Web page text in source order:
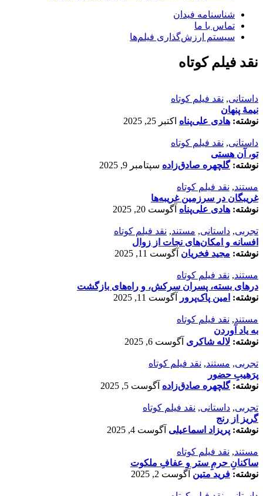
شناسنامه فیدان
تماس با ما
سیستم ارزش‌گذاری فیلم‌ها
نقد فیلم کوتاه
داستانی, نقد فیلم کوتاه
نیمۀ پنهان
نوشته: هادی علی‌پناه اکتبر 25, 2025
داستانی, نقد فیلم کوتاه
تو، آن هستی
نوشته:گلچهره صادق‌زاده سپتامبر 9, 2025
مستند, نقد فیلم کوتاه
غریبگان در سرزمین غریبه‌ها
نوشته: هادی علی‌پناه آگوست 20, 2025
تجربی, داستانی, مستند, نقد فیلم کوتاه
افسانه‌ و امکان‌های نجات از زوال
نوشته: مجید فخریان آگوست 11, 2025
مستند, نقد فیلم کوتاه
درهای بسته، پسران سرکش، و راه‌های بازگشت
نوشته: امین پاک‌پرور آگوست 11, 2025
مستند, نقد فیلم کوتاه
به یاد آوردن
نوشته: لاله شاکری آگوست 6, 2025
تجربی, مستند, نقد فیلم کوتاه
پرَهیب‌ِ حضور
نوشته:گلچهره صادق‌زاده آگوست 5, 2025
تجربی, داستانی, نقد فیلم کوتاه
گریز از رنج
نوشته: پریزاد اسماعیلی آگوست 4, 2025
مستند, نقد فیلم کوتاه
ساکنانِ حرمِ ستر و عفافِ ملکوت
نوشته: فرید متین آگوست 2, 2025